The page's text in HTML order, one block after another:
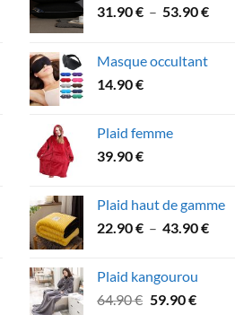
31.90€ – 53.90€Plage
Masque occultant
14.90€
Plaid femme
39.90€
Plaid haut de gamme
22.90€ – 43.90€Plage
Plaid kangourou
64.90€ Le
59.90€Le